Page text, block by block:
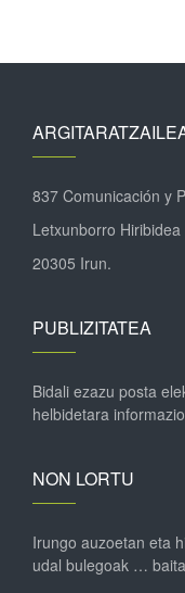
837 Comunicación y
Letxunborro
20305 Irun.
PUBLIZITATEA
Bidali ezazu posta
helbidetara
NON LORTU
Irungo auzoetan eta
udal bulegoak …